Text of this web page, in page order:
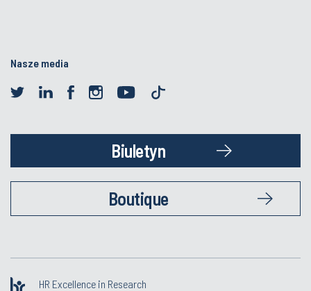
Nasze media
Biuletyn
Boutique
HR Excellence in Research